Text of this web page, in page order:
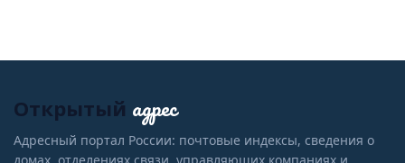
Открытый адрес
Адресный портал России: почтовые индексы, сведения о